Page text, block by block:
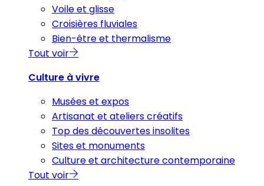
Voile et glisse
Croisières fluviales
Bien-être et thermalisme
Tout voir
Culture à vivre
Musées et expos
Artisanat et ateliers créatifs
Top des découvertes insolites
Sites et monuments
Culture et architecture contemporaine
Tout voir